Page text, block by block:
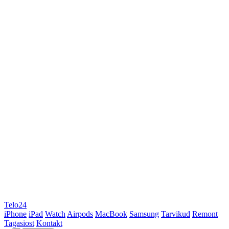
Telo24
iPhone iPad Watch Airpods MacBook Samsung Tarvikud Remont
Tagasiost Kontakt